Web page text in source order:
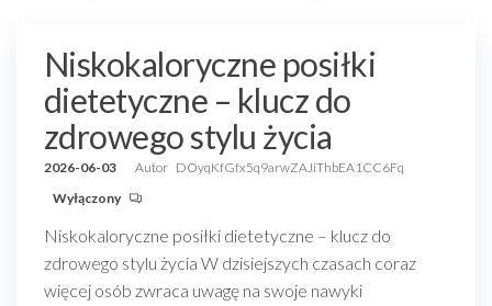
Niskokaloryczne posiłki
dietetyczne – klucz do
zdrowego stylu życia
2026-06-03 Autor DOyqKfGfx5q9arwZAJiThbEA1CC6Fq
Wyłączony
Niskokaloryczne posiłki dietetyczne – klucz do
zdrowego stylu życia W dzisiejszych czasach coraz
więcej osób zwraca uwagę na swoje nawyki